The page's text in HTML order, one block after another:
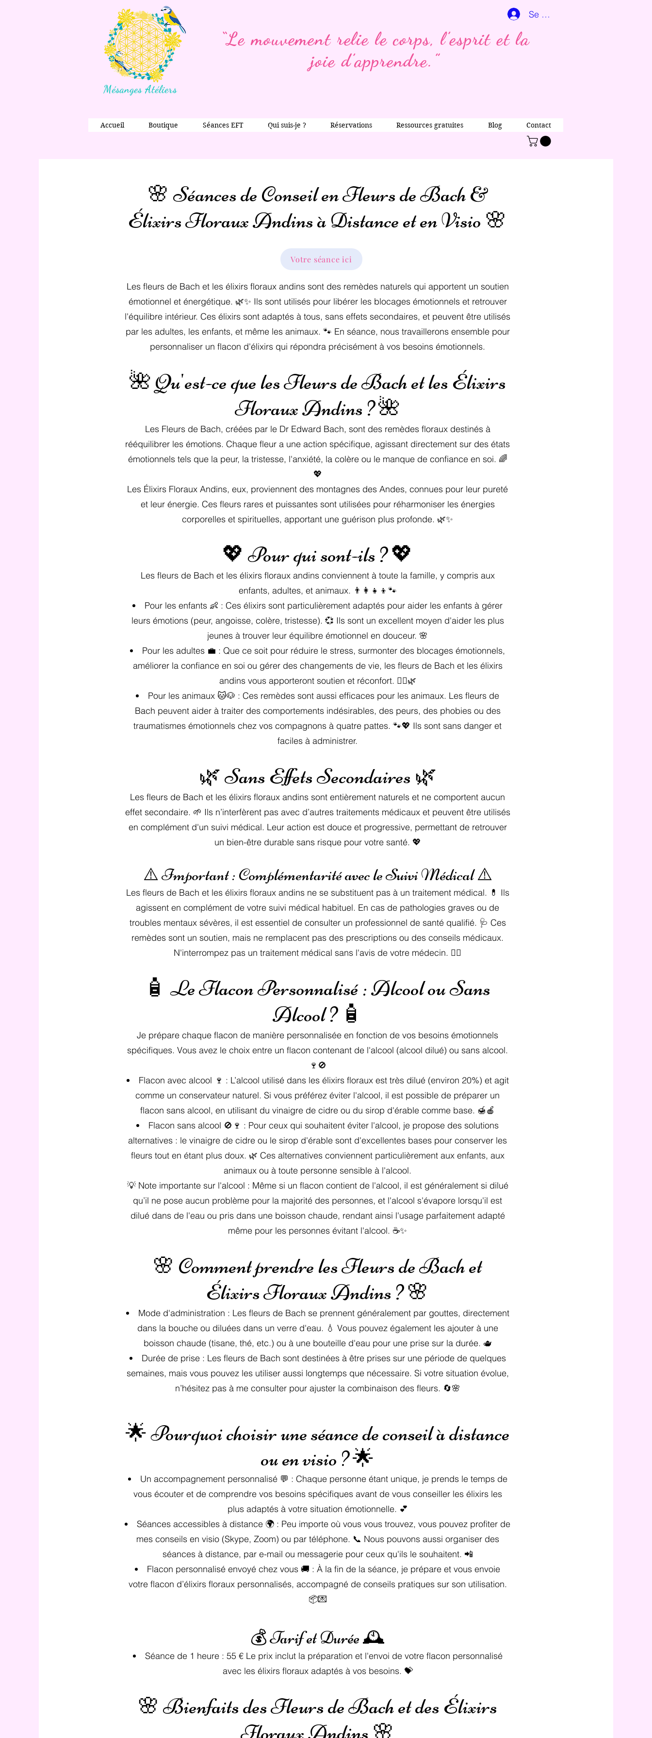
“Le mouvement relie le corps, l’esprit et la
joie d’apprendre.”
Mésanges Atéliers
Se connecter
Accueil Boutique Séances EFT Qui suis-je ? Réservations Ressources gratuites Blog Contact
🌸 Séances de Conseil en Fleurs de Bach &
Élixirs Floraux Andins à Distance et en Visio 🌸
Les fleurs de Bach et les élixirs floraux andins sont des remèdes naturels qui apportent un soutien
émotionnel et énergétique. 🌿✨ Ils sont utilisés pour libérer les blocages émotionnels et retrouver
l'équilibre intérieur. Ces élixirs sont adaptés à tous, sans effets secondaires, et peuvent être utilisés
par les adultes, les enfants, et même les animaux. 🐾 En séance, nous travaillerons ensemble pour
personnaliser un flacon d'élixirs qui répondra précisément à vos besoins émotionnels.
🌺 Qu'est-ce que les Fleurs de Bach et les Élixirs
Floraux Andins ? 🌺
Les Fleurs de Bach, créées par le Dr Edward Bach, sont des remèdes floraux destinés à
rééquilibrer les émotions. Chaque fleur a une action spécifique, agissant directement sur des états
émotionnels tels que la peur, la tristesse, l'anxiété, la colère ou le manque de confiance en soi. 🌈
💖
Les Élixirs Floraux Andins, eux, proviennent des montagnes des Andes, connues pour leur pureté
et leur énergie. Ces fleurs rares et puissantes sont utilisées pour réharmoniser les énergies
corporelles et spirituelles, apportant une guérison plus profonde. 🌿✨
💖 Pour qui sont-ils ? 💖
Les fleurs de Bach et les élixirs floraux andins conviennent à toute la famille, y compris aux
enfants, adultes, et animaux. 👨‍👩‍👧‍👦🐾
Pour les enfants 👶 : Ces élixirs sont particulièrement adaptés pour aider les enfants à gérer
leurs émotions (peur, angoisse, colère, tristesse). 💞 Ils sont un excellent moyen d'aider les plus
jeunes à trouver leur équilibre émotionnel en douceur. 🌸
Pour les adultes 💼 : Que ce soit pour réduire le stress, surmonter des blocages émotionnels,
améliorer la confiance en soi ou gérer des changements de vie, les fleurs de Bach et les élixirs
andins vous apporteront soutien et réconfort. 🧘‍♀️🌿
Pour les animaux 🐱🐶 : Ces remèdes sont aussi efficaces pour les animaux. Les fleurs de
Bach peuvent aider à traiter des comportements indésirables, des peurs, des phobies ou des
traumatismes émotionnels chez vos compagnons à quatre pattes. 🐾💖 Ils sont sans danger et
faciles à administrer.
🌿 Sans Effets Secondaires 🌿
Les fleurs de Bach et les élixirs floraux andins sont entièrement naturels et ne comportent aucun
effet secondaire. 🌱 Ils n’interfèrent pas avec d’autres traitements médicaux et peuvent être utilisés
en complément d'un suivi médical. Leur action est douce et progressive, permettant de retrouver
un bien-être durable sans risque pour votre santé. 💖
⚠️ Important : Complémentarité avec le Suivi Médical ⚠️
Les fleurs de Bach et les élixirs floraux andins ne se substituent pas à un traitement médical. 💊 Ils
agissent en complément de votre suivi médical habituel. En cas de pathologies graves ou de
troubles mentaux sévères, il est essentiel de consulter un professionnel de santé qualifié. 🩺 Ces
remèdes sont un soutien, mais ne remplacent pas des prescriptions ou des conseils médicaux.
N'interrompez pas un traitement médical sans l'avis de votre médecin. 👨‍⚕️
🧴 Le Flacon Personnalisé : Alcool ou Sans
Alcool ? 🧴
Je prépare chaque flacon de manière personnalisée en fonction de vos besoins émotionnels
spécifiques. Vous avez le choix entre un flacon contenant de l'alcool (alcool dilué) ou sans alcool.
🍷🚫
Flacon avec alcool 🍷 : L’alcool utilisé dans les élixirs floraux est très dilué (environ 20%) et agit
comme un conservateur naturel. Si vous préférez éviter l'alcool, il est possible de préparer un
flacon sans alcool, en utilisant du vinaigre de cidre ou du sirop d'érable comme base. 🍯🍎
Flacon sans alcool 🚫🍷 : Pour ceux qui souhaitent éviter l'alcool, je propose des solutions
alternatives : le vinaigre de cidre ou le sirop d'érable sont d'excellentes bases pour conserver les
fleurs tout en étant plus doux. 🌿 Ces alternatives conviennent particulièrement aux enfants, aux
animaux ou à toute personne sensible à l'alcool.
💡 Note importante sur l'alcool : Même si un flacon contient de l'alcool, il est généralement si dilué
qu’il ne pose aucun problème pour la majorité des personnes, et l'alcool s'évapore lorsqu'il est
dilué dans de l'eau ou pris dans une boisson chaude, rendant ainsi l'usage parfaitement adapté
même pour les personnes évitant l'alcool. ☕✨
🌸 Comment prendre les Fleurs de Bach et
Élixirs Floraux Andins ? 🌸
Mode d'administration : Les fleurs de Bach se prennent généralement par gouttes, directement
dans la bouche ou diluées dans un verre d'eau. 💧 Vous pouvez également les ajouter à une
boisson chaude (tisane, thé, etc.) ou à une bouteille d'eau pour une prise sur la durée. 🫖
Durée de prise : Les fleurs de Bach sont destinées à être prises sur une période de quelques
semaines, mais vous pouvez les utiliser aussi longtemps que nécessaire. Si votre situation évolue,
n’hésitez pas à me consulter pour ajuster la combinaison des fleurs. 🔄🌸
🌟 Pourquoi choisir une séance de conseil à distance
ou en visio ? 🌟
Un accompagnement personnalisé 💬 : Chaque personne étant unique, je prends le temps de
vous écouter et de comprendre vos besoins spécifiques avant de vous conseiller les élixirs les
plus adaptés à votre situation émotionnelle. 💕
Séances accessibles à distance 🌍 : Peu importe où vous vous trouvez, vous pouvez profiter de
mes conseils en visio (Skype, Zoom) ou par téléphone. 📞 Nous pouvons aussi organiser des
séances à distance, par e-mail ou messagerie pour ceux qu'ils le souhaitent. 📲
Flacon personnalisé envoyé chez vous 🚚 : À la fin de la séance, je prépare et vous envoie
votre flacon d’élixirs floraux personnalisés, accompagné de conseils pratiques sur son utilisation.
📦💌
💰 Tarif et Durée 🕰️
Séance de 1 heure : 55 € Le prix inclut la préparation et l'envoi de votre flacon personnalisé
avec les élixirs floraux adaptés à vos besoins. 💝
🌸 Bienfaits des Fleurs de Bach et des Élixirs
Floraux Andins 🌸
Votre séance ici